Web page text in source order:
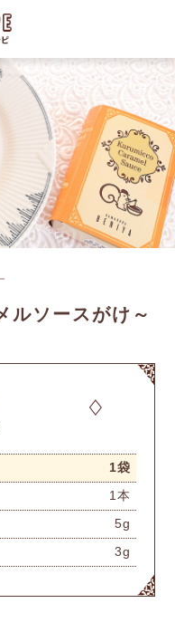
ルソースがけ～
1袋
1本
5g
3g